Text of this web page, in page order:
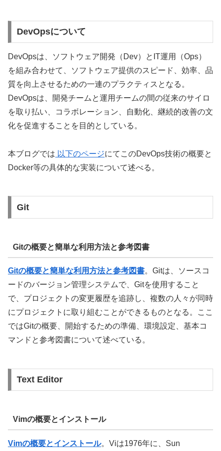
DevOpsについて
DevOpsは、ソフトウェア開発（Dev）とIT運用（Ops）
を組み合わせて、ソフトウェア提供のスピード、効率、品
質を向上させるための一連のプラクティスとなる。
DevOpsは、開発チームと運用チームの間の従来のサイロ
を取り払い、コラボレーション、自動化、継続的改善の文
化を促進することを目的としている。
本ブログでは 以下のページにてこのDevOps技術の概要と
Docker等の具体的な実装について述べる。
Git
Gitの概要と簡単な利用方法と参考図書
Gitの概要と簡単な利用方法と参考図書。Gitは、ソースコ
ードのバージョン管理システムで、Gitを使用すること
で、プロジェクトの変更履歴を追跡し、複数の人々が同時
にプロジェクトに取り組むことができるものとなる。ここ
ではGitの概要、開始するための準備、環境設定、基本コ
マンドと参考図書について述べている。
Text Editor
Vimの概要とインストール
Vimの概要とインストール。Viは1976年に、Sun